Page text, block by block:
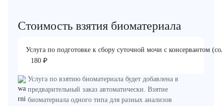
Стоимость взятия биоматериала
Услуга по подготовке к сбору суточной мочи с консервантом
180 ₽
Услуга по взятию биоматериала будет добавлена в
предварительный заказ автоматически. Взятие
биоматериала одного типа для разных анализов